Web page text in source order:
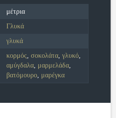
μέτρια
Γλυκά
γλυκά
κορμός, σοκολάτα, γλυκό,
αμύγδαλα, μαρμελάδα,
βατόμουρο, μαρέγκα